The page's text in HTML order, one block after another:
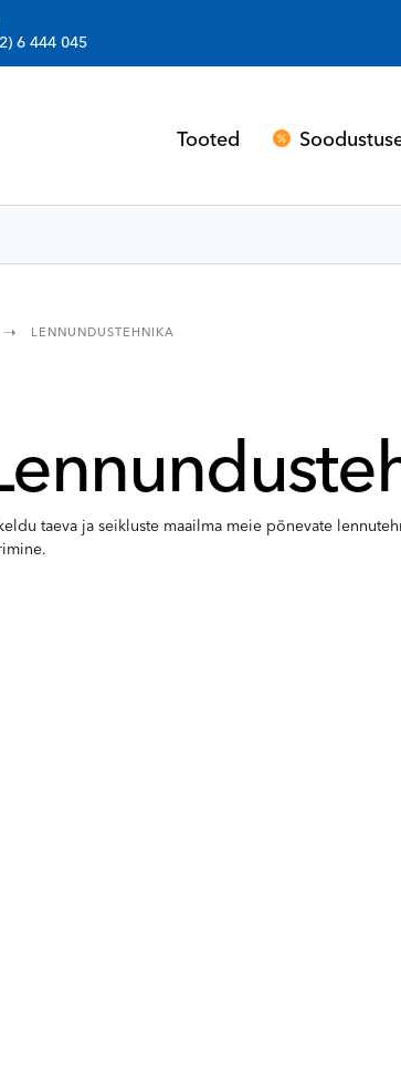
6 444 045
Tooted
LENNUNDUSTEHNIKA
taeva ja seikluste maailma meie põnevate